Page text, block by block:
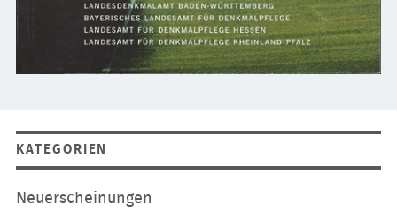
KATEGORIEN
Navigation
Neuerscheinungen